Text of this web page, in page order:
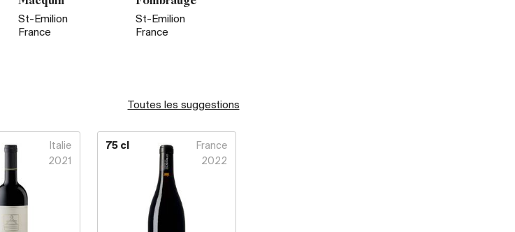
St-Emilion
France
St-Emilion
France
Toutes les suggestions
Italie
2021
75 cl
France
2022